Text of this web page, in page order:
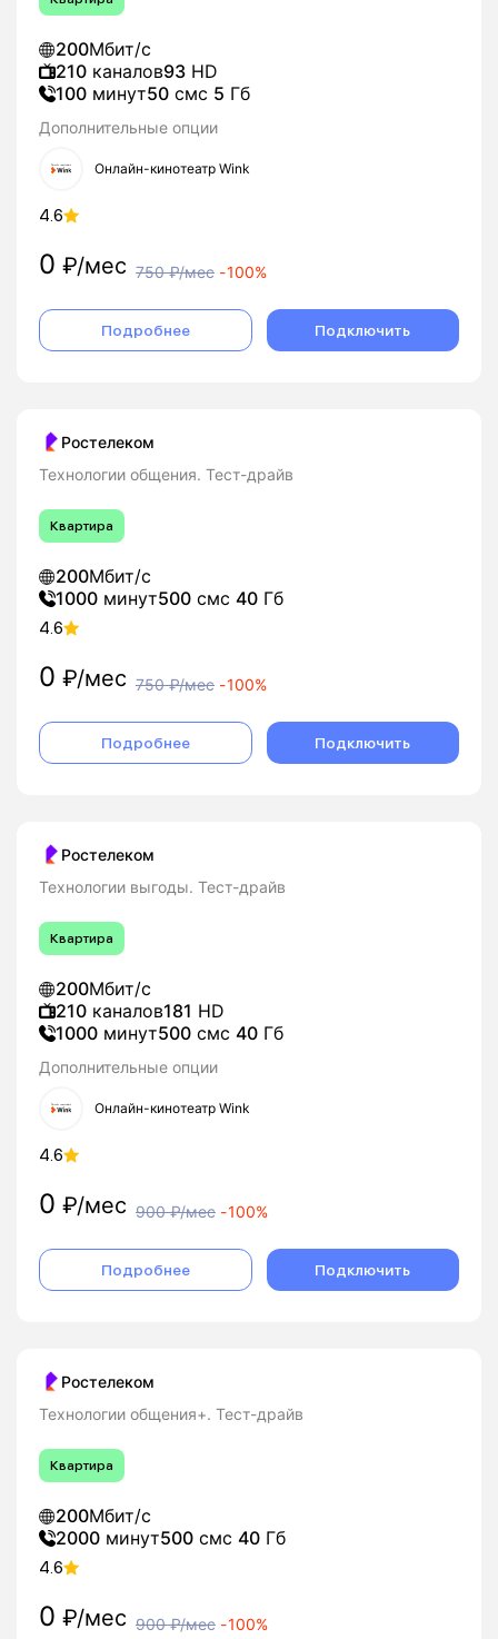
200Мбит/с
210 каналов93 HD
100 минут50 смс 5 Гб
Дополнительные опции
Онлайн-кинотеатр Wink
4.6
0 ₽/мес 750₽/мес -100%
Подробнее Подключить
Ростелеком
Технологии общения. Тест-драйв
Квартира
200Мбит/с
1000 минут500 смс 40 Гб
4.6
0 ₽/мес 750₽/мес -100%
Подробнее Подключить
Ростелеком
Технологии выгоды. Тест-драйв
Квартира
200Мбит/с
210 каналов181 HD
1000 минут500 смс 40 Гб
Дополнительные опции
Онлайн-кинотеатр Wink
4.6
0 ₽/мес 900₽/мес -100%
Подробнее Подключить
Ростелеком
Технологии общения+. Тест-драйв
Квартира
200Мбит/с
2000 минут500 смс 40 Гб
4.6
0 ₽/мес 900₽/мес -100%